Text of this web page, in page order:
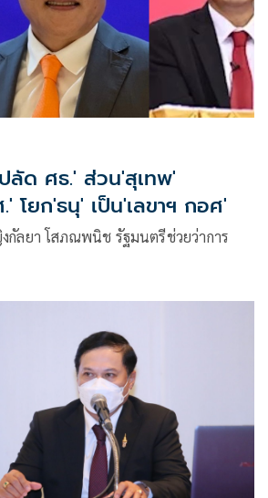
ส่วน'สุเทพ'
โยก'ธนุ' เป็น'เลขาฯ กอศ'
กัลยา โสภณพนิช รัฐมนตรีช่วยว่าการ